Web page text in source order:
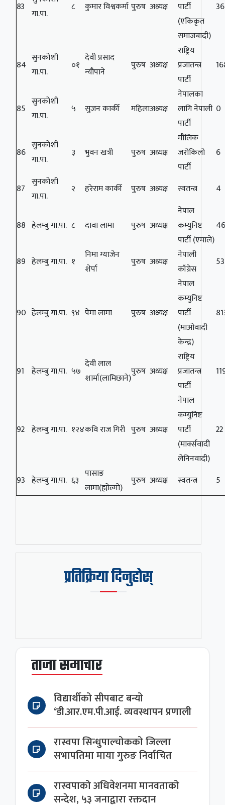
83
गा.पा.
८ कुमार विश्वकर्मापुरुष अध्यक्ष
पार्टी
(एकिकृत
समाजबादी)
36
84
सुनकोशी
गा.पा.
०१
देवी प्रसाद
न्यौपाने
पुरुष अध्यक्ष
राष्ट्रिय
प्रजातन्त्र
पार्टी
85
सुनकोशी
गा.पा.
५ सुजन कार्की महिलाअध्यक्ष
नेपालका
लागि नेपाली
पार्टी
0
86
सुनकोशी
गा.पा.
३ भुवन खत्री पुरुष अध्यक्ष
मौलिक
जरोकिलो
पार्टी
6
87
सुनकोशी
गा.पा.
२ हरेराम कार्की पुरुष अध्यक्ष स्वतन्त्र 4
88 हेलम्बु गा.पा. ८ दावा लामा पुरुष अध्यक्ष
नेपाल
कम्युनिष्ट
पार्टी (एमाले)
89 हेलम्बु गा.पा. १
निमा ग्याजेन
शेर्पा
पुरुष अध्यक्ष
नेपाली
काँग्रेस
90 हेलम्बु गा.पा. ९४ पेमा लामा पुरुष अध्यक्ष
नेपाल
कम्युनिष्ट
पार्टी
(माओवादी
केन्द्र)
91 हेलम्बु गा.पा. ५७
देवी लाल
शार्मा(लामिछाने)
पुरुष अध्यक्ष
राष्ट्रिय
प्रजातन्त्र
पार्टी
92 हेलम्बु गा.पा. १२४कवि राज गिरी पुरुष अध्यक्ष
नेपाल
कम्युनिष्ट
पार्टी
(मार्क्सवादी
लेनिनवादी)
22
93 हेलम्बु गा.पा. ६३
पासाङ
लामा(ह्योल्मो)
पुरुष अध्यक्ष स्वतन्त्र 5
प्रतिक्रिया दिनुहोस्
ताजा समाचार
विद्यार्थीको सीपबाट बन्यो
‘डी.आर.एम.पी.आई. व्यवस्थापन प्रणाली
रास्वपा सिन्धुपाल्चोकको जिल्ला
सभापतिमा माया गुरुङ निर्वाचित
रास्वपाको अधिवेशनमा मानवताको
सन्देश, ५३ जनाद्वारा रक्तदान